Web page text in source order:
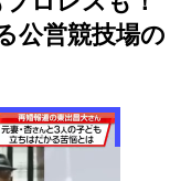
公営競技場の